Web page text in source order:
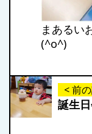
まあるい
(^o^)
< 前
誕生